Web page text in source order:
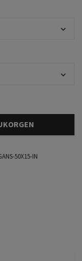
50X15-IN